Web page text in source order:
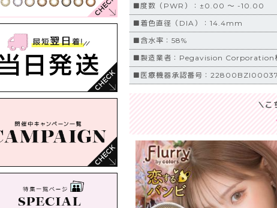
■度数（PWR）：±0.00 ～ -10.00
■着色直径（DIA）：14.4mm
■含水率：58%
■製造業者：Pegavision Corporation
■医療機器承認番号：
＼こ